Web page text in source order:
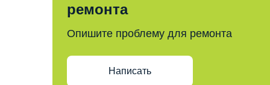
ремонта
Опишите проблему для ремонта
Написать